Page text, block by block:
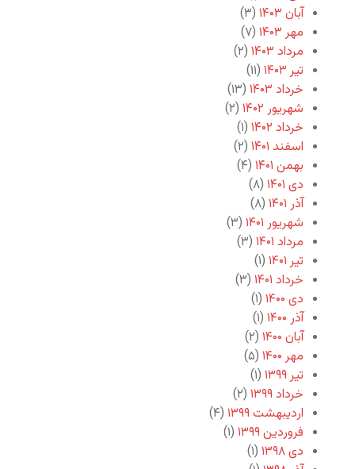
آبان ۱۴۰۳
(۳)
مهر ۱۴۰۳
(۷)
مرداد ۱۴۰۳
(۲)
تیر ۱۴۰۳
(۱۱)
خرداد ۱۴۰۳
(۱۳)
شهریور ۱۴۰۲
(۲)
خرداد ۱۴۰۲
(۱)
اسفند ۱۴۰۱
(۲)
بهمن ۱۴۰۱
(۴)
دی ۱۴۰۱
(۸)
آذر ۱۴۰۱
(۸)
شهریور ۱۴۰۱
(۳)
مرداد ۱۴۰۱
(۳)
تیر ۱۴۰۱
(۱)
خرداد ۱۴۰۱
(۳)
دی ۱۴۰۰
(۱)
آذر ۱۴۰۰
(۱)
آبان ۱۴۰۰
(۲)
مهر ۱۴۰۰
(۵)
تیر ۱۳۹۹
(۱)
خرداد ۱۳۹۹
(۲)
اردیبهشت ۱۳۹۹
(۴)
فروردین ۱۳۹۹
(۱)
دی ۱۳۹۸
(۱)